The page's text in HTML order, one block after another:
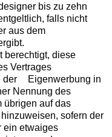
bis zu zehn
falls nicht
aus dem
berechtigt, diese
Vertrages
der Eigenwerbung in
Nennung des
übrigen auf das
sofern der
ein etwaiges